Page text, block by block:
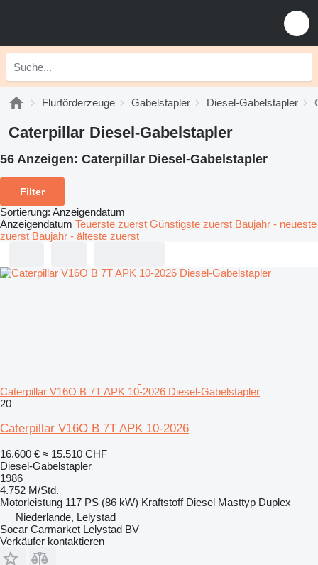
Flurförderzeuge Gabelstapler Diesel-Gabelstapler
Caterpillar Diesel-Gabelstapler
56 Anzeigen: Caterpillar Diesel-Gabelstapler
Filter
Sortierung: Anzeigendatum
Anzeigendatum Teuerste zuerst Günstigste zuerst Baujahr - neueste
zuerst Baujahr - älteste zuerst
Caterpillar V16O B 7T APK 10-2026 Diesel-Gabelstapler
20
Caterpillar V16O B 7T APK 10-2026
16.600 € ≈ 15.510 CHF
Diesel-Gabelstapler
1986
4.752 M/Std.
Motorleistung 117 PS (86 kW) Kraftstoff Diesel Masttyp Duplex
Niederlande, Lelystad
Socar Carmarket Lelystad BV
Verkäufer kontaktieren